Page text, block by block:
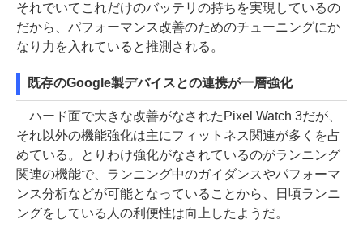
それでいてこれだけのバッテリの持ちを実現しているの
だから、パフォーマンス改善のためのチューニングにか
なり力を入れていると推測される。
既存のGoogle製デバイスとの連携が一層強化
ハード面で大きな改善がなされたPixel Watch 3だが、
それ以外の機能強化は主にフィットネス関連が多くを占
めている。とりわけ強化がなされているのがランニング
関連の機能で、ランニング中のガイダンスやパフォーマ
ンス分析などが可能となっていることから、日頃ランニ
ングをしている人の利便性は向上したようだ。